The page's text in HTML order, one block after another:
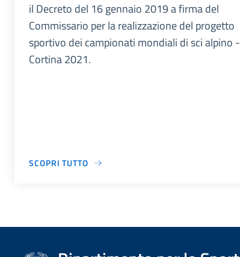
il Decreto del 16 gennaio 2019 a firma del
Commissario per la realizzazione del progetto
sportivo dei campionati mondiali di sci alpino -
Cortina 2021.
SCOPRI TUTTO